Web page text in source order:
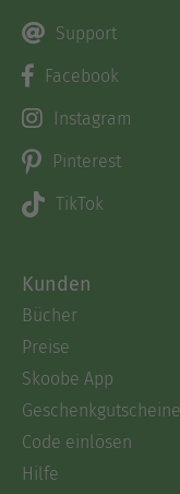
Support
Facebook
Instagram
Pinterest
TikTok
Kunden
Bücher
Preise
Skoobe App
Geschenkgutscheine
Code einlösen
Hilfe